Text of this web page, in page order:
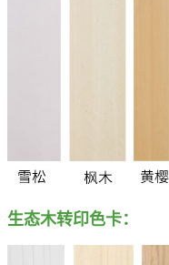
生态木转印色卡：